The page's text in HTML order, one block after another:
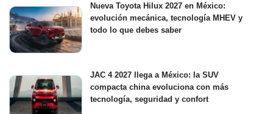
Nueva Toyota Hilux 2027 en México:
evolución mecánica, tecnología MHEV y
todo lo que debes saber
JAC 4 2027 llega a México: la SUV
compacta china evoluciona con más
tecnología, seguridad y confort